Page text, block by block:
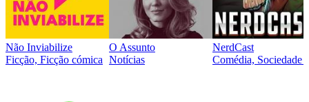
Não Inviabilize
Ficção, Ficção cómica
O Assunto
Notícias
NerdCast
Comédia, Sociedade